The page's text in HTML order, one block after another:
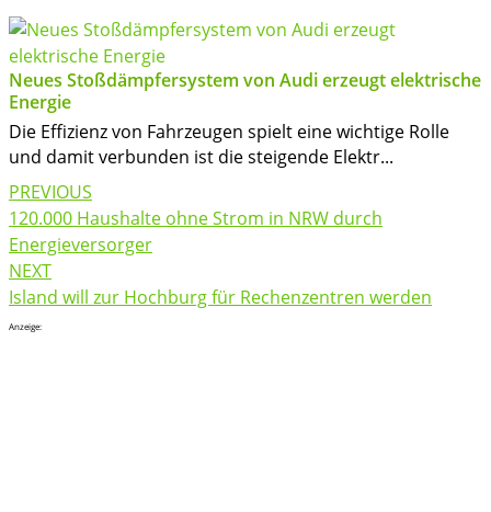
Neues Stoßdämpfersystem von Audi erzeugt elektrische
Energie
Die Effizienz von Fahrzeugen spielt eine wichtige Rolle
und damit verbunden ist die steigende Elektr...
Post
navigation
PREVIOUS
120.000 Haushalte ohne Strom in NRW durch
Energieversorger
NEXT
Island will zur Hochburg für Rechenzentren werden
Anzeige: